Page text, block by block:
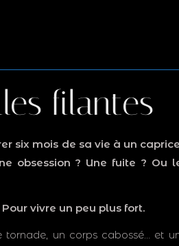
filantes
six mois de sa vie à un
obsession ? Une fuite ? Ou
vivre un peu plus fort.
tornade, un corps cabossé… et